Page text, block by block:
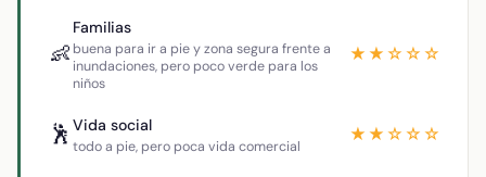
👶
Familias
buena para ir a pie y zona segura frente a
inundaciones, pero poco verde para los
niños
★★☆☆☆
🕺 Vida social
todo a pie, pero poca vida comercial
★★☆☆☆